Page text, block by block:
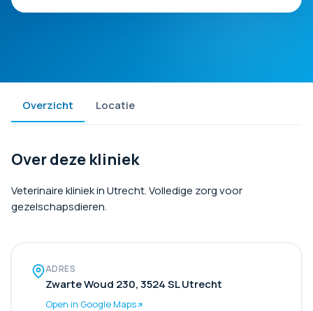
Overzicht Locatie
Over deze kliniek
Veterinaire kliniek in Utrecht. Volledige zorg voor
gezelschapsdieren.
ADRES
Zwarte Woud 230, 3524 SL Utrecht
Open in Google Maps